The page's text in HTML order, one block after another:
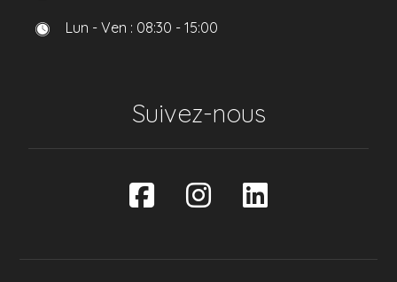
Lun - Ven : 08:30 - 15:00
Suivez-nous